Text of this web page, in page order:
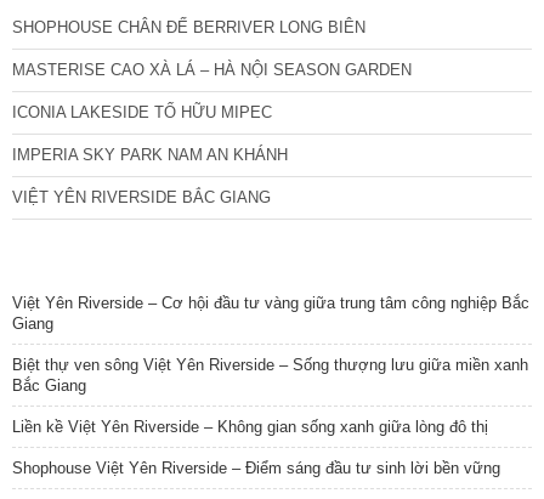
SHOPHOUSE CHÂN ĐẾ BERRIVER LONG BIÊN
MASTERISE CAO XÀ LÁ – HÀ NỘI SEASON GARDEN
ICONIA LAKESIDE TỐ HỮU MIPEC
IMPERIA SKY PARK NAM AN KHÁNH
VIỆT YÊN RIVERSIDE BẮC GIANG
Việt Yên Riverside – Cơ hội đầu tư vàng giữa trung tâm công nghiệp Bắc
Giang
Biệt thự ven sông Việt Yên Riverside – Sống thượng lưu giữa miền xanh
Bắc Giang
Liền kề Việt Yên Riverside – Không gian sống xanh giữa lòng đô thị
Shophouse Việt Yên Riverside – Điểm sáng đầu tư sinh lời bền vững